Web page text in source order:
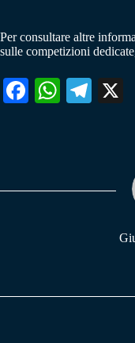
Per consultare altre
sulle competizioni
Fa W
pp
Te
m